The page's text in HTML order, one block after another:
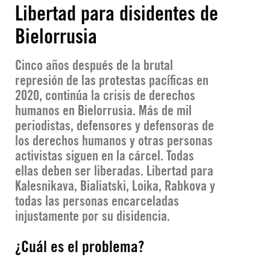
Libertad para disidentes de
Bielorrusia
Cinco años después de la brutal
represión de las protestas pacíficas en
2020, continúa la crisis de derechos
humanos en Bielorrusia. Más de mil
periodistas, defensores y defensoras de
los derechos humanos y otras personas
activistas siguen en la cárcel. Todas
ellas deben ser liberadas. Libertad para
Kalesnikava, Bialiatski, Loika, Rabkova y
todas las personas encarceladas
injustamente por su disidencia.
¿Cuál es el problema?